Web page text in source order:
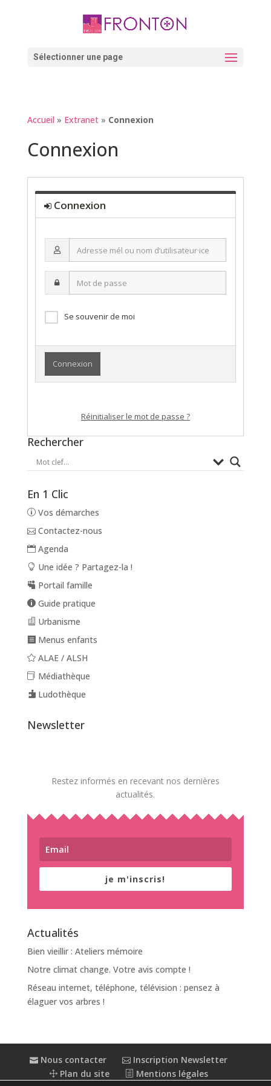
Sélectionner une page
Accueil » Extranet» Connexion
Connexion
Connexion
mél
nom
d’utilisateur·ice
Se souvenir de moi
Réinitialiser le mot de passe ?
Rechercher
En 1 Clic
Vos démarches
Contactez-nous
Agenda
Une idée ? Partagez-la !
Portail famille
Guide pratique
Urbanisme
Menus enfants
ALAE / ALSH
Médiathèque
Ludothèque
Newsletter
Restez informés en recevant nos dernières
actualités.
je m'inscris!
Actualités
Bien vieillir : Ateliers mémoire
Notre climat change. Votre avis compte !
Réseau internet, téléphone, télévision : pensez à
élaguer vos arbres !
Nous contacter
Inscription Newsletter
Plan du site
Mentions légales